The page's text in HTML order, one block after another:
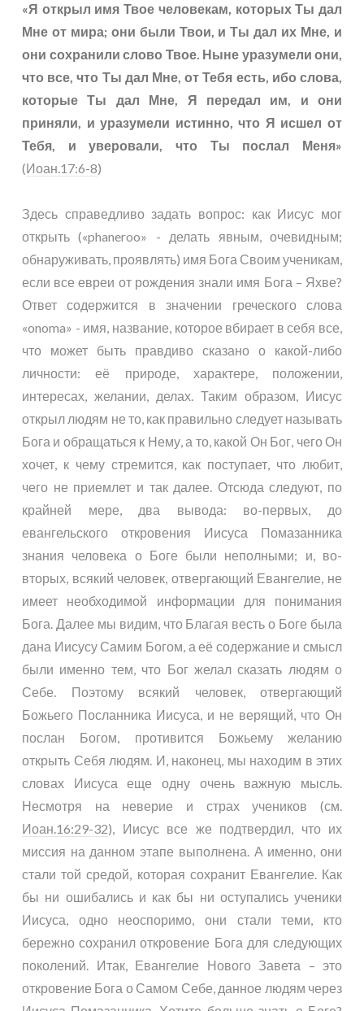
«Я открыл имя Твое человекам, которых Ты дал
Мне от мира; они были Твои, и Ты дал их Мне, и
они сохранили слово Твое. Ныне уразумели они,
что все, что Ты дал Мне, от Тебя есть, ибо слова,
которые Ты дал Мне, Я передал им, и они
приняли, и уразумели истинно, что Я исшел от
Тебя, и уверовали, что Ты послал Меня»
(Иоан.17:6-8)
Здесь справедливо задать вопрос: как Иисус мог
открыть («phaneroo» - делать явным, очевидным;
обнаруживать, проявлять) имя Бога Своим ученикам,
если все евреи от рождения знали имя Бога – Яхве?
Ответ содержится в значении греческого слова
«onoma» - имя, название, которое вбирает в себя все,
что может быть правдиво сказано о какой-либо
личности: её природе, характере, положении,
интересах, желании, делах. Таким образом, Иисус
открыл людям не то, как правильно следует называть
Бога и обращаться к Нему, а то, какой Он Бог, чего Он
хочет, к чему стремится, как поступает, что любит,
чего не приемлет и так далее. Отсюда следуют, по
крайней мере, два вывода: во-первых, до
евангельского откровения Иисуса Помазанника
знания человека о Боге были неполными; и, во-
вторых, всякий человек, отвергающий Евангелие, не
имеет необходимой информации для понимания
Бога. Далее мы видим, что Благая весть о Боге была
дана Иисусу Самим Богом, а её содержание и смысл
были именно тем, что Бог желал сказать людям о
Себе. Поэтому всякий человек, отвергающий
Божьего Посланника Иисуса, и не верящий, что Он
послан Богом, противится Божьему желанию
открыть Себя людям. И, наконец, мы находим в этих
словах Иисуса еще одну очень важную мысль.
Несмотря на неверие и страх учеников (см.
Иоан.16:29-32), Иисус все же подтвердил, что их
миссия на данном этапе выполнена. А именно, они
стали той средой, которая сохранит Евангелие. Как
бы ни ошибались и как бы ни оступались ученики
Иисуса, одно неоспоримо, они стали теми, кто
бережно сохранил откровение Бога для следующих
поколений. Итак, Евангелие Нового Завета – это
откровение Бога о Самом Себе, данное людям через